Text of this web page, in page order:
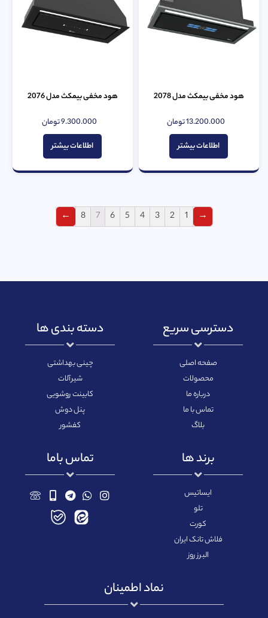
هود مخفی بیمکث مدل 2078
امتیاز
0
از
5
13.200.000تومان
اطلاعات بیشتر
هود مخفی بیمکث مدل 2076
امتیاز
0
از
5
9.300.000تومان
اطلاعات بیشتر
→
1
2
3
4
5
6
7
8
←
دسترسی سریع
صفحه اصلی
محصولات
درباره ما
تماس با ما
بلاگ
دسته بندی ها
چینی بهداشتی
شیرآلات
کابینت روشویی
پنل دوش
کفشور
برند ها
ایساتیس
تلو
کورت
فلاش تانک ایران
البرز روز
تماس باما
نماد اطمینان